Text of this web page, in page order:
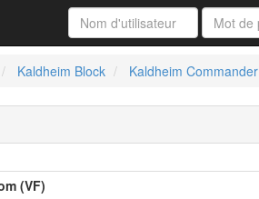
Kaldheim Block Kaldheim Commander
(VF)